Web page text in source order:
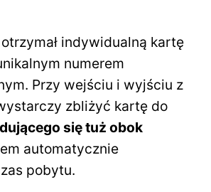
indywidualną kartę
numerem
Przy wejściu i wyjściu z
zbliżyć kartę do
się tuż obok
automatycznie
pobytu.